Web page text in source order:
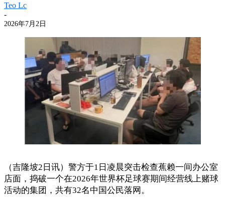
Teo Lc
-
2026年7月2日
（吉隆坡2日讯）警方于1日凌晨突击检查蕉赖一间办公室
店面，捣破一个在2026年世界杯足球赛期间经营线上赌球
活动的集团，共有32名中国公民落网。